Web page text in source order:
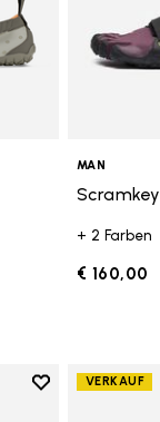
MAN
Scramkey
+ 2 Farben
€ 160,00
Add to wishlist
VERKAUF